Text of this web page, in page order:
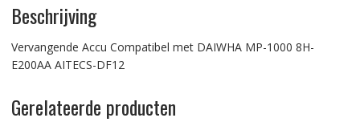
Beschrijving
Vervangende Accu Compatibel met DAIWHA MP-1000 8H-
E200AA AITECS-DF12
Gerelateerde producten